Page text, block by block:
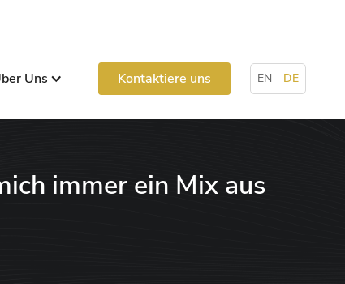
Uns Kontaktiere uns EN DE
immer ein Mix aus